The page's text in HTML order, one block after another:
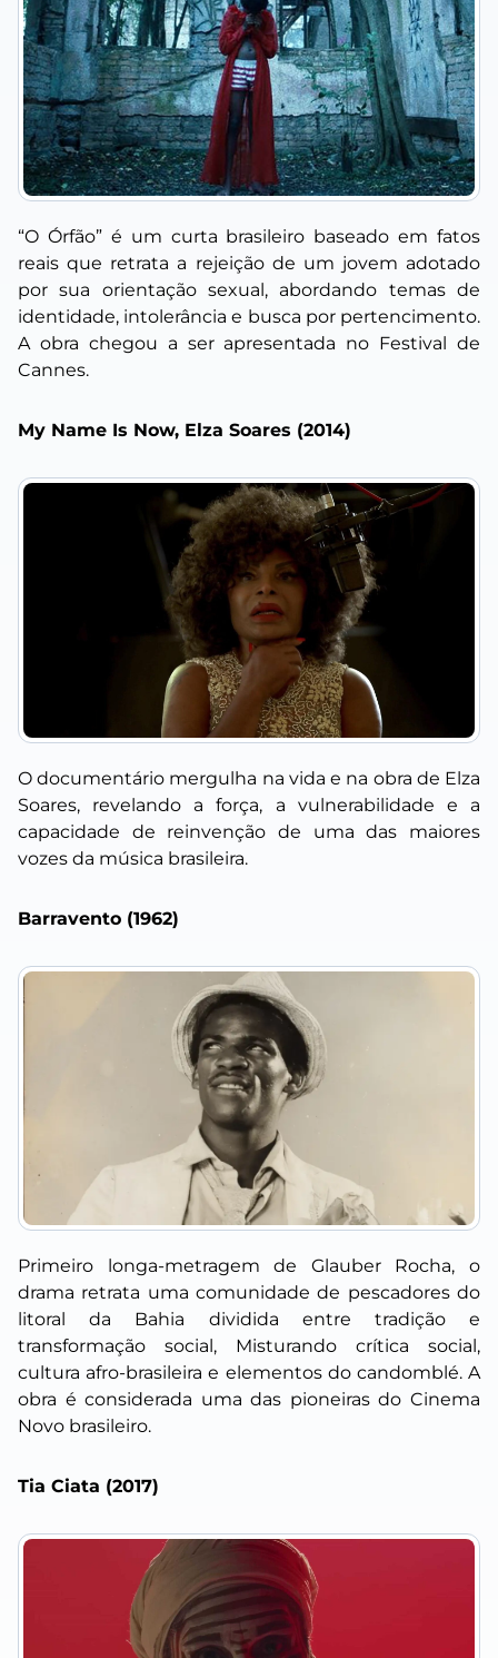
“O Órfão” é um curta brasileiro baseado em fatos
reais que retrata a rejeição de um jovem adotado
por sua orientação sexual, abordando temas de
identidade, intolerância e busca por pertencimento.
A obra chegou a ser apresentada no Festival de
Cannes.
My Name Is Now, Elza Soares (2014)
O documentário mergulha na vida e na obra de Elza
Soares, revelando a força, a vulnerabilidade e a
capacidade de reinvenção de uma das maiores
vozes da música brasileira.
Barravento (1962)
Primeiro longa-metragem de Glauber Rocha, o
drama retrata uma comunidade de pescadores do
litoral da Bahia dividida entre tradição e
transformação social, Misturando crítica social,
cultura afro-brasileira e elementos do candomblé. A
obra é considerada uma das pioneiras do Cinema
Novo brasileiro.
Tia Ciata (2017)